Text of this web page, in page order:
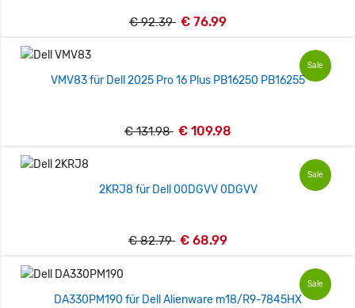
€ 92.39 € 76.99
Sale
VMV83 für Dell 2025 Pro 16 Plus PB16250 PB16255
€ 131.98 € 109.98
Sale
2KRJ8 für Dell 00DGVV 0DGVV
€ 82.79 € 68.99
Sale
DA330PM190 für Dell Alienware m18/R9-7845HX